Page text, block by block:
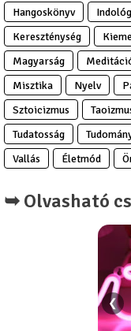
Hangoskönyv
Kereszténység
Magyarság
Misztika
Nyelv
Sztoicizmus
Tudatosság
Vallás
Életmód
➥ Olvasható
❮